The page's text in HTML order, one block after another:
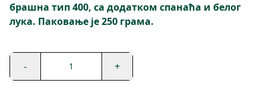
брашна тип 400, са додатком спанаћа и белог
лука. Паковање је 250 грама.
- 1 +